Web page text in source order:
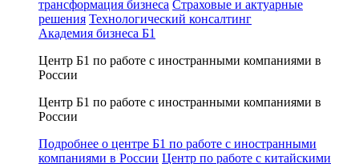
трансформация бизнеса Страховые и актуарные
решения Технологический консалтинг
Академия бизнеса Б1
Центр Б1 по работе с иностранными компаниями в
России
Центр Б1 по работе с иностранными компаниями в
России
Подробнее о центре Б1 по работе с иностранными
компаниями в России Центр по работе с китайскими